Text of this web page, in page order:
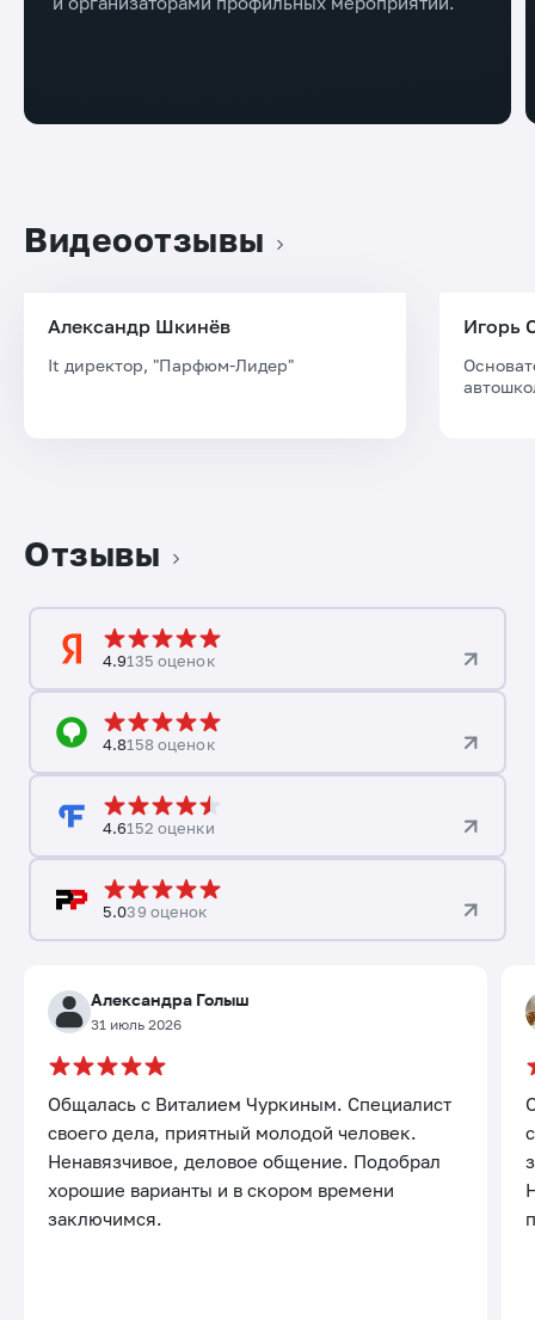
Видеоотзывы
Александр Шкинёв
It директор, "Парфюм-Лидер"
Игорь
Отзывы
4.9135 оценок
4.8158 оценок
4.6152 оценки
5.039 оценок
Александра Голыш
31 июль 2026
Общалась с Виталием Чуркиным. Специалист
своего дела, приятный молодой человек.
Ненавязчивое, деловое общение. Подобрал
хорошие варианты и в скором времени
заключимся.